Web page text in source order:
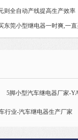
则全自动产线提高生产效率
东莞小型继电器一时爽,一
5脚小型汽车继电器厂家-
-Y90 24v直流信号继电
行业-汽车继电器生产厂家